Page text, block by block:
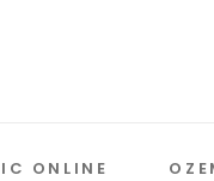
ONLINE